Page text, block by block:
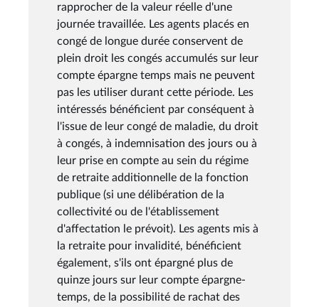
rapprocher de la valeur réelle d'une
journée travaillée. Les agents placés en
congé de longue durée conservent de
plein droit les congés accumulés sur leur
compte épargne temps mais ne peuvent
pas les utiliser durant cette période. Les
intéressés bénéficient par conséquent à
l'issue de leur congé de maladie, du droit
à congés, à indemnisation des jours ou à
leur prise en compte au sein du régime
de retraite additionnelle de la fonction
publique (si une délibération de la
collectivité ou de l'établissement
d'affectation le prévoit). Les agents mis à
la retraite pour invalidité, bénéficient
également, s'ils ont épargné plus de
quinze jours sur leur compte épargne-
temps, de la possibilité de rachat des